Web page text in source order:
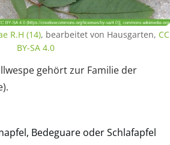
R.H (14), bearbeitet von Hausgarten, CC
BY-SA 4.0
gehört zur Familie der
Bedeguare oder Schlafapfel